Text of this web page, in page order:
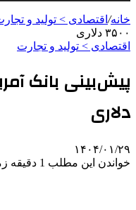
خانه/ اقتصادی > تولید و
۳۵۰۰ دلاری
اقتصادی > تولید و تجارت
دلاری
۱۴۰۴/۰۱/۲۹
خواندن این مطلب 1 دقیقه زمان میبرد